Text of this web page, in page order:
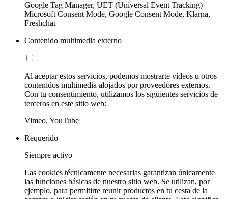
Google Tag Manager, UET (Universal Event Tracking)
Microsoft Consent Mode, Google Consent Mode, Klarna,
Freshchat
Contenido multimedia externo
Al aceptar estos servicios, podemos mostrarte vídeos u otros
contenidos multimedia alojados por proveedores externos.
Con tu consentimiento, utilizamos los siguientes servicios de
terceros en este sitio web:
Vimeo, YouTube
Requerido
Siempre activo
Las cookies técnicamente necesarias garantizan únicamente
las funciones básicas de nuestro sitio web. Se utilizan, por
ejemplo, para permitirte reunir productos en tu cesta de la